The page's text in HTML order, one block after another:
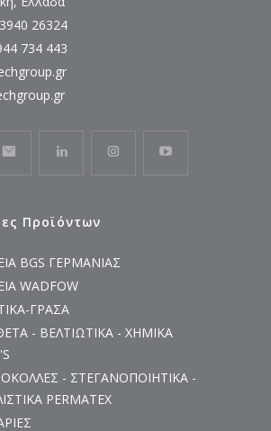
26324
734 443
Προϊόντων
BGS ΓΕΡΜΑΝΙΑΣ
WADFOW
ΓΡΑΣΑ
- ΒΕΛΤΙΩΤΙΚΑ - ΧΗΜΙΚΑ
- ΣΤΕΓΑΝΟΠΟΙΗΤΙΚΑ -
PERMATEX